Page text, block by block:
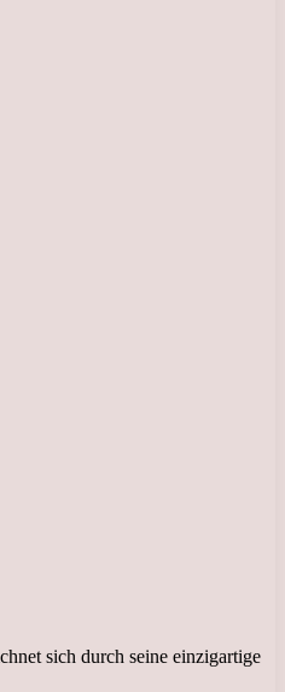
sich durch seine einzigartige